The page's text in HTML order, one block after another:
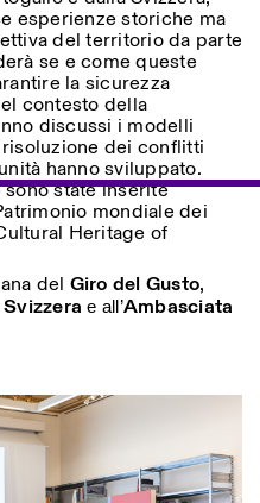
appointment only
English)
10€ per person
bookings:
are not permitted
esperienze storiche ma
del territorio da parte
se e come queste
la sicurezza
contesto della
discussi i modelli
dei conflitti
hanno sviluppato.
state inserite
mondiale dei
Heritage of
del Giro del Gusto,
e all’Ambasciata